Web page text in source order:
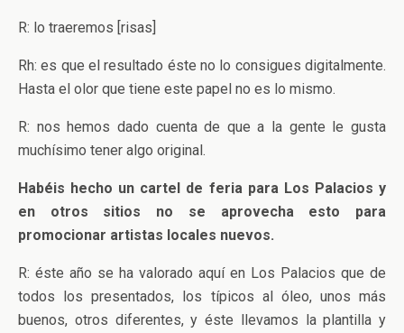
R: lo traeremos [risas]
Rh: es que el resultado éste no lo consigues digitalmente.
Hasta el olor que tiene este papel no es lo mismo.
R: nos hemos dado cuenta de que a la gente le gusta
muchísimo tener algo original.
Habéis hecho un cartel de feria para Los Palacios y
en otros sitios no se aprovecha esto para
promocionar artistas locales nuevos.
R: éste año se ha valorado aquí en Los Palacios que de
todos los presentados, los típicos al óleo, unos más
buenos, otros diferentes, y éste llevamos la plantilla y